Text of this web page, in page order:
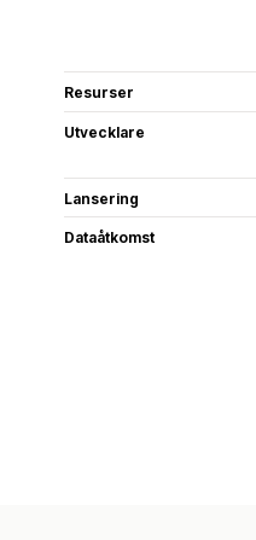
Resurser
Utvecklare
Lansering
Dataåtkomst